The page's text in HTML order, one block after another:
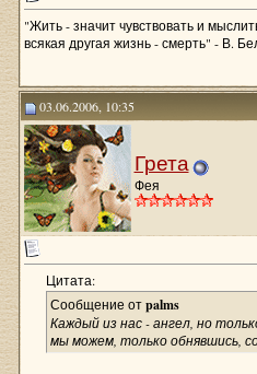
"Жить - значит чувствовать и
всякая другая жизнь - смерть" - В.
03.06.2006, 10:35
Грета
Фея
Цитата:
Сообщение отpalms
Каждый из нас - ангел, но
мы можем, только обнявшись,